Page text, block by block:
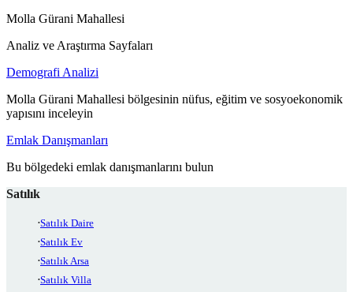
Molla Gürani Mahallesi
Analiz ve Araştırma Sayfaları
Demografi Analizi
Molla Gürani Mahallesi bölgesinin nüfus, eğitim ve sosyoekonomik
yapısını inceleyin
Emlak Danışmanları
Bu bölgedeki emlak danışmanlarını bulun
Satılık
Satılık Daire
Satılık Ev
Satılık Arsa
Satılık Villa